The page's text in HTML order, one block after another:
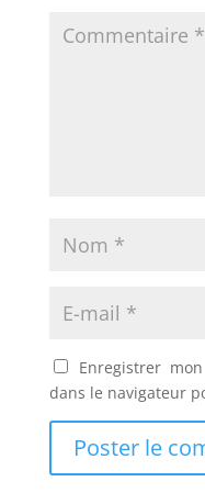
Enregistrer
dans le navigateur